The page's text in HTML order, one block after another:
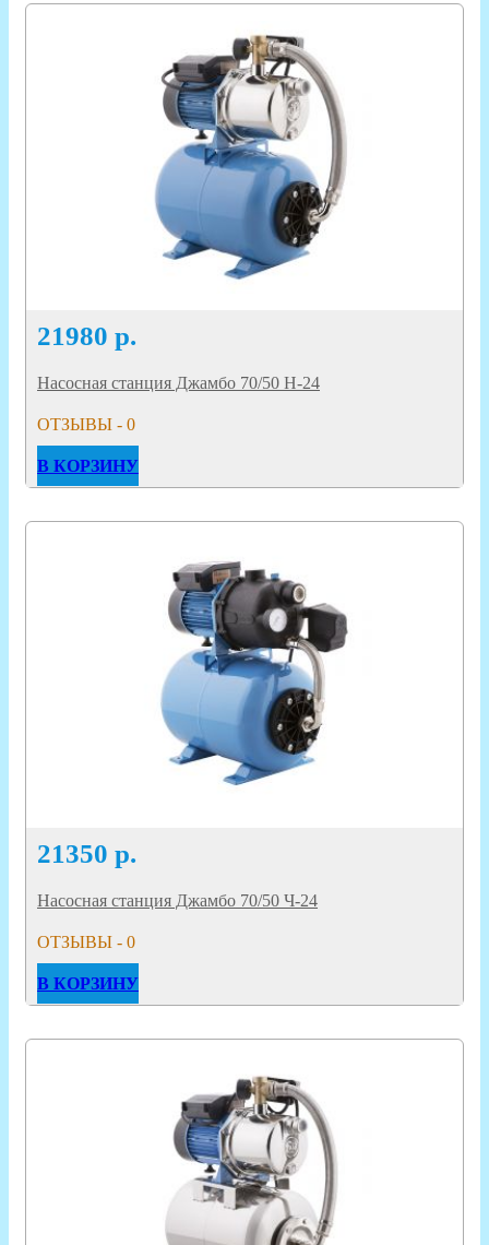
21980 р.
Насосная станция Джамбо 70/50 Н-24
ОТЗЫВЫ - 0
В КОРЗИНУ
21350 р.
Насосная станция Джамбо 70/50 Ч-24
ОТЗЫВЫ - 0
В КОРЗИНУ